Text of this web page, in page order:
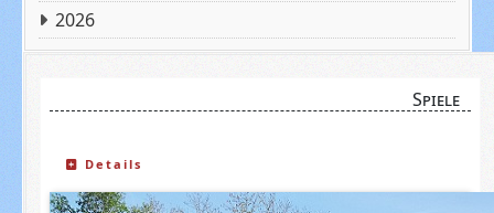
2026
Spiele
Details